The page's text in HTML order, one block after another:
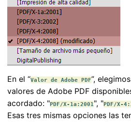
En el “Valor de Adobe PDF”,
valores de Adobe PDF
acordado: "PDF/X-1a:2001", "PDF/X-
Esas tres mismas opciones las